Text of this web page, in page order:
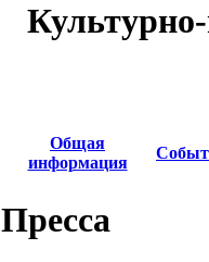
Общая
информация
Пресса